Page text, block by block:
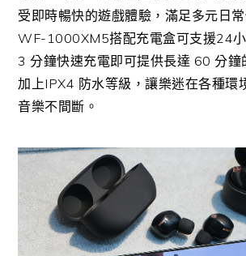
受即時暢快的遊戲體驗，滿足多元日
WF-1000XM5搭配充電盒可支援24小
3 分鐘快速充電即可提供長達 60 分鐘
加上IPX4 防水等級，讓樂迷在各種環
音樂不間斷。